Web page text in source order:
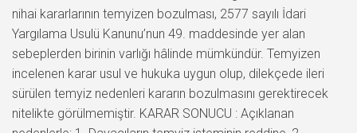
nihai kararlarının temyizen bozulması, 2577 sayılı İdari
Yargılama Usulü Kanunu’nun 49. maddesinde yer alan
sebeplerden birinin varlığı hâlinde mümkündür. Temyizen
incelenen karar usul ve hukuka uygun olup, dilekçede ileri
sürülen temyiz nedenleri kararın bozulmasını gerektirecek
nitelikte görülmemiştir. KARAR SONUCU : Açıklanan